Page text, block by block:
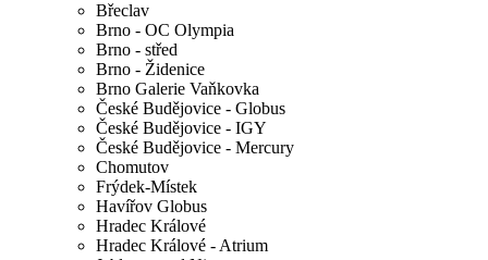
Břeclav
Brno - OC Olympia
Brno - střed
Brno - Židenice
Brno Galerie Vaňkovka
České Budějovice - Globus
České Budějovice - IGY
České Budějovice - Mercury
Chomutov
Frýdek-Místek
Havířov Globus
Hradec Králové
Hradec Králové - Atrium